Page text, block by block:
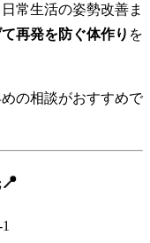
常生活の姿勢改善ま
再発を防ぐ体作り を
の相談がおすすめで